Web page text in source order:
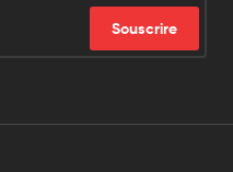
Souscrire